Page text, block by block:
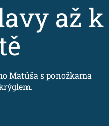
až k
Matúša s ponožkama